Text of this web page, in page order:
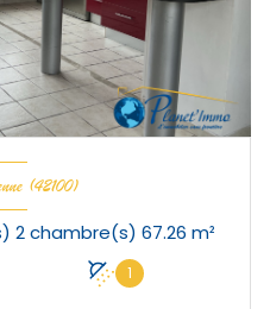
(42100)
Appartement 3 pièce(s) 2 chambre(s) 67.26 m²
1